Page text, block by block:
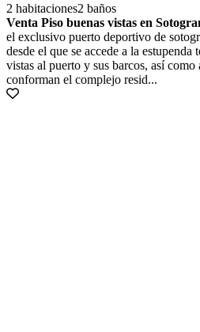
2 habitaciones2 baños
Venta Piso buenas vistas en
el exclusivo puerto deportivo de
desde el que se accede a la estupenda
vistas al puerto y sus barcos, así
conforman el complejo resid...